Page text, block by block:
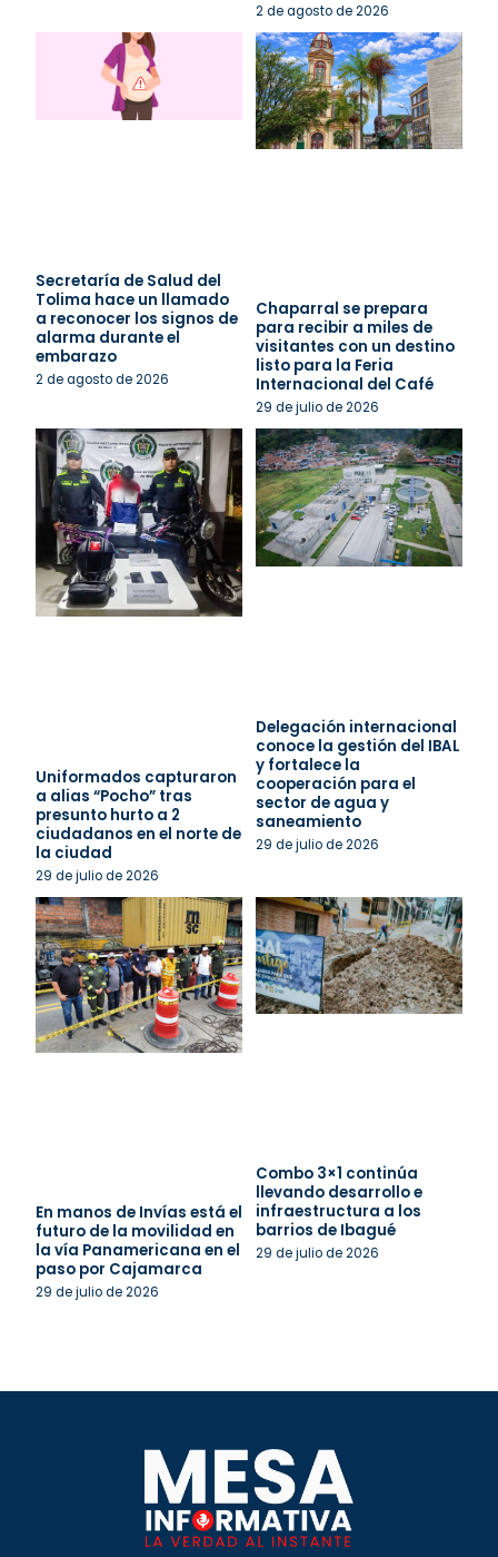
2 de agosto de 2026
Secretaría de Salud del
Tolima hace un llamado
a reconocer los signos de
alarma durante el
embarazo
2 de agosto de 2026
Chaparral se prepara
para recibir a miles de
visitantes con un destino
listo para la Feria
Internacional del Café
29 de julio de 2026
Uniformados capturaron
a alias “Pocho” tras
presunto hurto a 2
ciudadanos en el norte de
la ciudad
29 de julio de 2026
Delegación internacional
conoce la gestión del IBAL
y fortalece la
cooperación para el
sector de agua y
saneamiento
29 de julio de 2026
En manos de Invías está el
futuro de la movilidad en
la vía Panamericana en el
paso por Cajamarca
29 de julio de 2026
Combo 3×1 continúa
llevando desarrollo e
infraestructura a los
barrios de Ibagué
29 de julio de 2026